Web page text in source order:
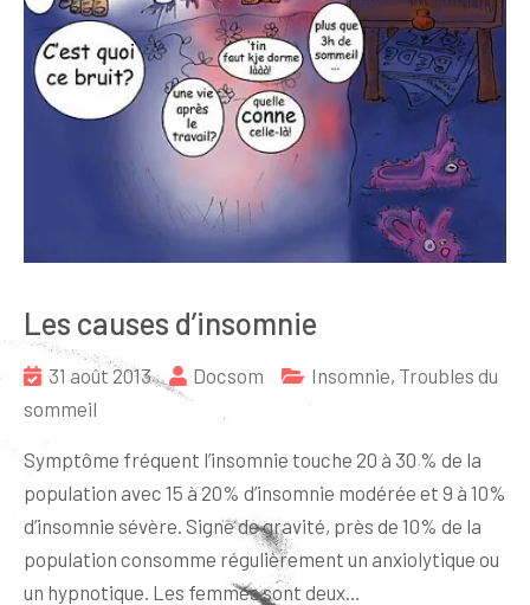
Les causes d’insomnie
31 août 2013 Docsom Insomnie, Troubles du
sommeil
Symptôme fréquent l’insomnie touche 20 à 30 % de la
population avec 15 à 20% d’insomnie modérée et 9 à 10%
d’insomnie sévère. Signe de gravité, près de 10% de la
population consomme régulièrement un anxiolytique ou
un hypnotique. Les femmes sont deux…